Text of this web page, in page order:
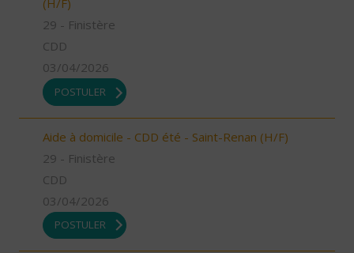
(H/F)
29 - Finistère
CDD
03/04/2026
POSTULER
Aide à domicile - CDD été - Saint-Renan (H/F)
29 - Finistère
CDD
03/04/2026
POSTULER